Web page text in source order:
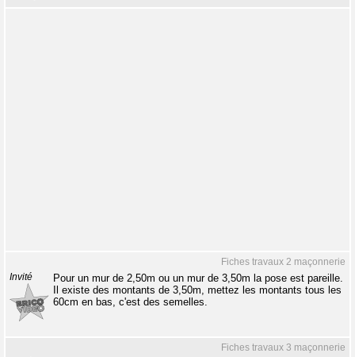
Fiches travaux 2 maçonnerie
Invité
Pour un mur de 2,50m ou un mur de 3,50m la pose est pareille.
Il existe des montants de 3,50m, mettez les montants tous les
60cm en bas, c'est des semelles.
Fiches travaux 3 maçonnerie